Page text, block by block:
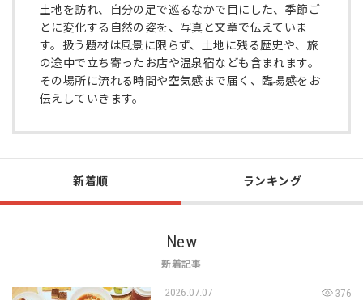
新着順 ランキング
New
新着記事
2026.07.07 376
土地を訪れ、自分の足で巡るなかで目にした、季節ご
とに変化する自然の姿を、写真と文章で伝えていま
す。扱う題材は風景に限らず、土地に残る歴史や、旅
の途中で立ち寄ったお店や温泉宿なども含まれます。
その場所に流れる時間や空気感まで届く、臨場感をお
伝えしていきます。